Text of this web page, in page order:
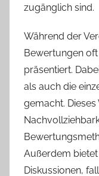
zugänglich sind.
Während der
Bewertungen
präsentiert.
als auch die
gemacht.
Außerdem
Diskussionen,